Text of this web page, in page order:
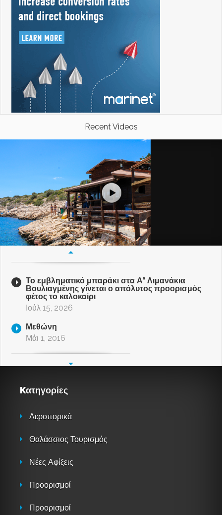
Recent Videos
Το εμβληματικό μπαράκι στα Α’ Λιμανάκια
Βουλιαγμένης γίνεται ο απόλυτος προορισμός
φέτος το καλοκαίρι
Ιούλ 15, 2026
Μεθώνη
Μάι 1, 2016
Kατηγορίες
Αεροπορικά
Θαλάσσιος Τουρισμός
Νέες Αφίξεις
Προορισμοί
Προορισμοί